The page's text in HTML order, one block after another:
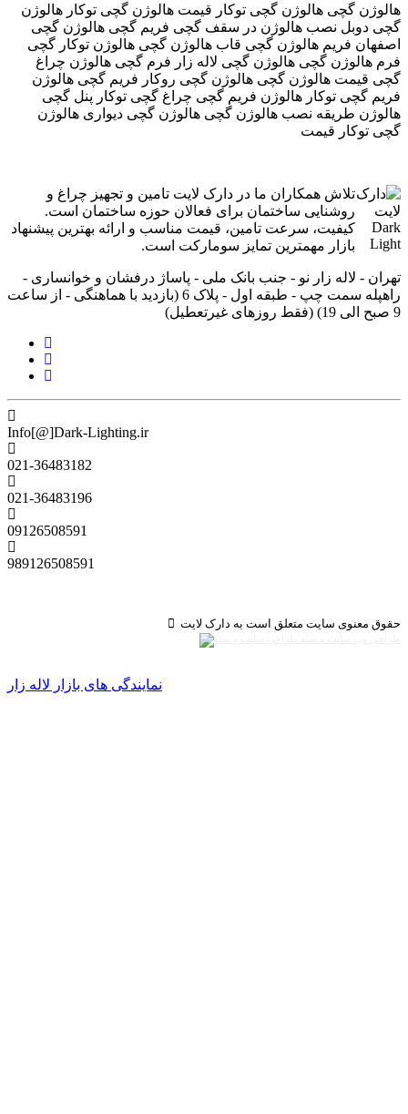
هالوژن گچی هالوژن گچی توکار قیمت هالوژن گچی توکار هالوژن
گچی دوبل نصب هالوژن در سقف گچی فریم گچی هالوژن گچی
اصفهان فریم هالوژن گچی قاب هالوژن گچی هالوژن توکار گچی
فرم هالوژن گچی هالوژن گچی لاله زار فرم گچی هالوژن چراغ
گچی قیمت هالوژن گچی هالوژن گچی روکار فریم گچی هالوژن
فریم گچی توکار هالوژن فریم گچی چراغ گچی توکار پنل گچی
هالوژن طریقه نصب هالوژن گچی هالوژن گچی دیواری هالوژن
گچی توکار قیمت
تلاش همکاران ما در دارک لایت تامین و تجهیز چراغ و
روشنایی ساختمان برای فعالان حوزه ساختمان است.
کیفیت، سرعت تامین، قیمت مناسب و ارائه بهترین پیشنهاد
بازار مهمترین تمایز سومارکت است.
تهران - لاله زار نو - جنب بانک ملی - پاساژ درفشان و خوانساری -
راه‎پله سمت چپ - طبقه اول - پلاک 6 (بازدید با هماهنگی - از ساعت
9 صبح الی 19) (فقط روزهای غیرتعطیل)
Info[@]Dark-Lighting.ir
021-36483182
021-36483196
09126508591
989126508591
حقوق معنوی سایت متعلق است به دارک لایت
نمایندگی های بازار لاله زار